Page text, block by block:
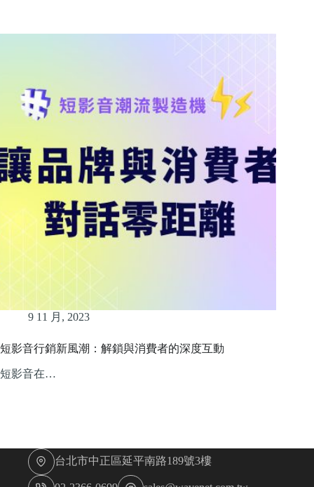
9 11 月, 2023
短影音行銷新風潮：解鎖與消費者的深度互動
短影音在…
台北市中正區延平南路189號3樓